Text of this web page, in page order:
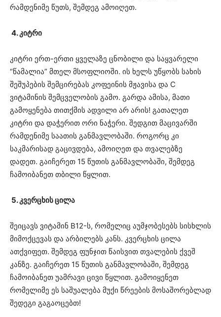
რამდენიმე წუთს, შემდეგ ამოიღეთ.
4. კიტრი
კიტრი ერთ-ერთი ყველაზე ცნობილი და საყვარელი
“წამალია” მთელ მსოფლიოში. ის ხელს უწყობს სახის
შეშუპების შემცირებას კოფეინის მჟავისა და C
ვიტამინის შემცველობის გამო. გარდა ამისა, მათი
გამოყენება თითქმის ადვილი არ არის! გათალეთ
კიტრი და დაჭერით ორი ნაჭერი. შედგით მაცივარში
რამდენიმე საათის განმავლობაში. როგორც კი
საკმარისად გაცივდება, ამოიღეთ და თვალებზე
დადეთ. გაიჩერეთ 15 წუთის განმავლობაში, შემდეგ
ჩამოიბანეთ თბილი წყლით.
5. კვერცხის ცილა
შეიცავს ვიტამინ B12-ს, რომელიც აუმჯობესებს სისხლის
მიმოქცევას და არბილებს კანს. კვერცხის ცილა
ათქვიფეთ. შემდეგ ფუნჯით წაისვით თვალების ქვეშ
კანზე. გაიჩერეთ 15 წუთის განმავლობაში, შემდეგ
ჩამოიბანეთ უამრავი ცივი წყლით. გამოიყენეთ
რომელიმე ეს საშუალება მუქი წრეების მოსაშორებლად
შედეგი გაგაოცებთ!